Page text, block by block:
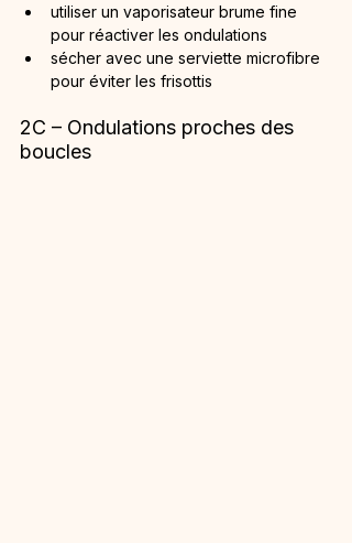
utiliser un vaporisateur brume fine
pour réactiver les ondulations
sécher avec une serviette microfibre
pour éviter les frisottis
2C – Ondulations proches des
boucles